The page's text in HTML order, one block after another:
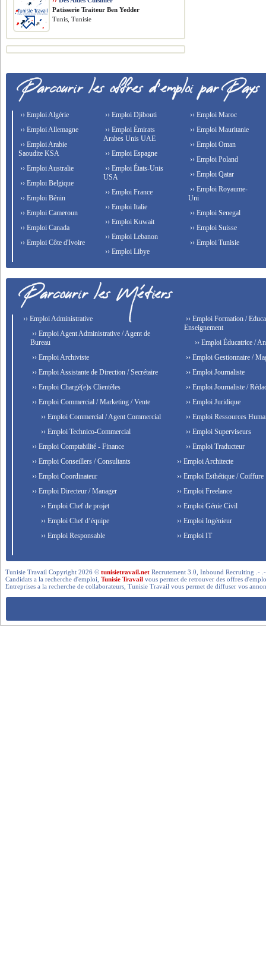
Patisserie Traiteur Ben Yedder
Tunis, Tunisie
›› Emploi Algérie
›› Emploi Allemagne
›› Emploi Arabie
Saoudite KSA
›› Emploi Australie
›› Emploi Belgique
›› Emploi Bénin
›› Emploi Cameroun
›› Emploi Canada
›› Emploi Côte d'Ivoire
›› Emploi Djibouti
›› Emploi Émirats
Arabes Unis UAE
›› Emploi Espagne
›› Emploi États-Unis
USA
›› Emploi France
›› Emploi Italie
›› Emploi Kuwait
›› Emploi Lebanon
›› Emploi Libye
›› Emploi Maroc
›› Emploi Mauritanie
›› Emploi Oman
›› Emploi Poland
›› Emploi Qatar
›› Emploi Royaume-
Uni
›› Emploi Senegal
›› Emploi Suisse
›› Emploi Tunisie
›› Emploi Administrative
›› Emploi Agent Administrative / Agent de
Bureau
›› Emploi Archiviste
›› Emploi Assistante de Direction / Secrétaire
›› Emploi Chargé(e)s Clientèles
›› Emploi Commercial / Marketing / Vente
›› Emploi Commercial / Agent Commercial
›› Emploi Technico-Commercial
›› Emploi Comptabilité - Finance
›› Emploi Conseillers / Consultants
›› Emploi Coordinateur
›› Emploi Directeur / Manager
›› Emploi Chef de projet
›› Emploi Chef d’équipe
›› Emploi Responsable
›› Emploi Formation /
Enseignement
›› Emploi Éducatrice /
›› Emploi Gestionnaire /
›› Emploi Journaliste
›› Emploi Journaliste /
›› Emploi Juridique
›› Emploi Ressources
›› Emploi Superviseurs
›› Emploi Traducteur
›› Emploi Architecte
›› Emploi Esthétique / Coiffure
›› Emploi Freelance
›› Emploi Génie Civil
›› Emploi Ingénieur
›› Emploi IT
Tunisie Travail Copyright 2026 ©tunisietravail.net Recrutement 3.0, Inbound Recruiting .-
Candidats a la recherche d'emploi,Tunisie Travail vous permet de retrouver des offres
Entreprises a la recherche de collaborateurs, Tunisie Travail vous permet de diffuser vos